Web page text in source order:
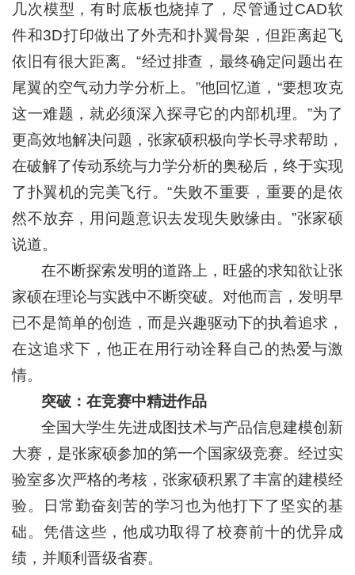
几次模型，有时底板也烧掉了，尽管通过CAD软
件和3D打印做出了外壳和扑翼骨架，但距离起飞
依旧有很大距离。“经过排查，最终确定问题出在
尾翼的空气动力学分析上。”他回忆道，“要想攻克
这一难题，就必须深入探寻它的内部机理。”为了
更高效地解决问题，张家硕积极向学长寻求帮助，
在破解了传动系统与力学分析的奥秘后，终于实现
了扑翼机的完美飞行。“失败不重要，重要的是依
然不放弃，用问题意识去发现失败缘由。”张家硕
说道。
在不断探索发明的道路上，旺盛的求知欲让张
家硕在理论与实践中不断突破。对他而言，发明早
已不是简单的创造，而是兴趣驱动下的执着追求，
在这追求下，他正在用行动诠释自己的热爱与激
情。
突破：在竞赛中精进作品
全国大学生先进成图技术与产品信息建模创新
大赛，是张家硕参加的第一个国家级竞赛。经过实
验室多次严格的考核，张家硕积累了丰富的建模经
验。日常勤奋刻苦的学习也为他打下了坚实的基
础。凭借这些，他成功取得了校赛前十的优异成
绩，并顺利晋级省赛。